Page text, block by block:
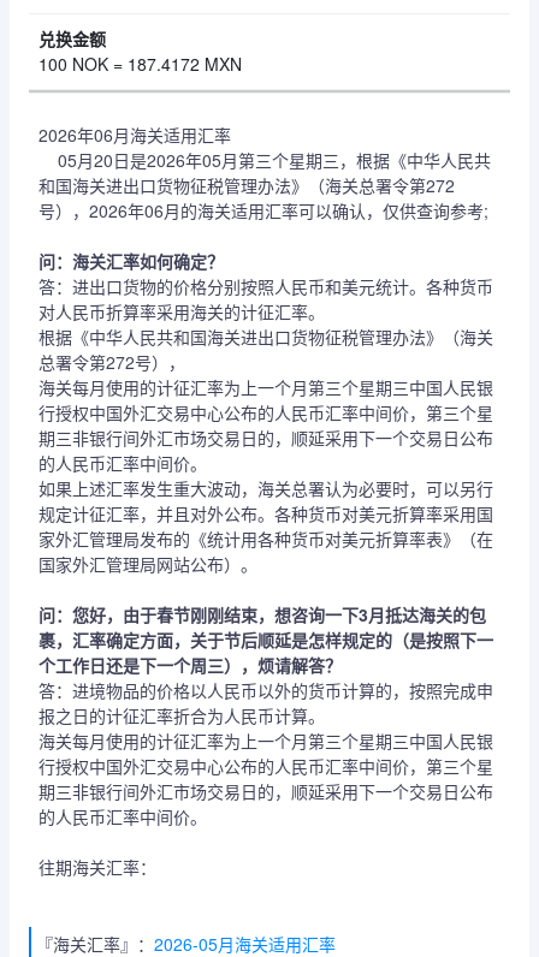
100 NOK = 187.4172 MXN
2026年06月海关适用汇率
05月20日是2026年05月第三个星期三，根据《中华人民共
和国海关进出口货物征税管理办法》（海关总署令第272
号），2026年06月的海关适用汇率可以确认，仅供查询参考;
问：海关汇率如何确定？
答：进出口货物的价格分别按照人民币和美元统计。各种货币
对人民币折算率采用海关的计征汇率。
根据《中华人民共和国海关进出口货物征税管理办法》（海关
总署令第272号），
海关每月使用的计征汇率为上一个月第三个星期三中国人民银
行授权中国外汇交易中心公布的人民币汇率中间价，第三个星
期三非银行间外汇市场交易日的，顺延采用下一个交易日公布
的人民币汇率中间价。
如果上述汇率发生重大波动，海关总署认为必要时，可以另行
规定计征汇率，并且对外公布。各种货币对美元折算率采用国
家外汇管理局发布的《统计用各种货币对美元折算率表》（在
国家外汇管理局网站公布）。
问：您好，由于春节刚刚结束，想咨询一下3月抵达海关的包
裹，汇率确定方面，关于节后顺延是怎样规定的（是按照下一
个工作日还是下一个周三），烦请解答？
答：进境物品的价格以人民币以外的货币计算的，按照完成申
报之日的计征汇率折合为人民币计算。
海关每月使用的计征汇率为上一个月第三个星期三中国人民银
行授权中国外汇交易中心公布的人民币汇率中间价，第三个星
期三非银行间外汇市场交易日的，顺延采用下一个交易日公布
的人民币汇率中间价。
往期海关汇率：
『海关汇率』： 2026-05月海关适用汇率